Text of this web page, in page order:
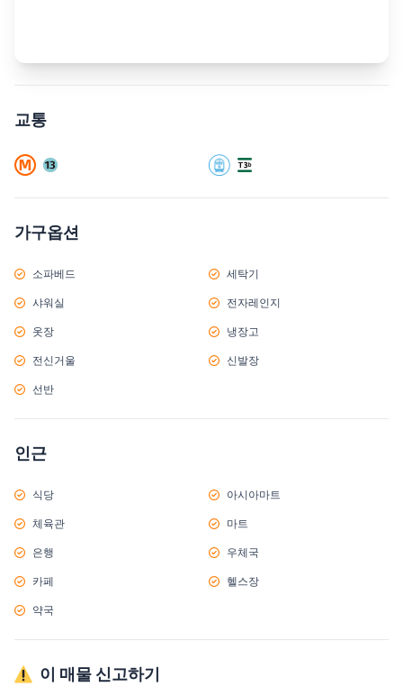
교통
가구옵션
소파베드 세탁기
샤워실 전자레인지
옷장 냉장고
전신거울 신발장
선반
인근
식당 아시아마트
체육관 마트
은행 우체국
카페 헬스장
약국
이 매물 신고하기